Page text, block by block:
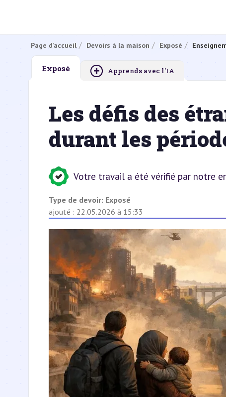
Page d’accueil Devoirs à la maison Exposé
Exposé + Apprends avec l'IA
Les défis des
durant les
Votre travail a été vérifié par notre
Type de devoir: Exposé
ajouté : 22.05.2026 à 15:33